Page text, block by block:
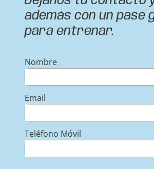
además con un pase
para entrenar.
Nombre
Email
Teléfono Móvil